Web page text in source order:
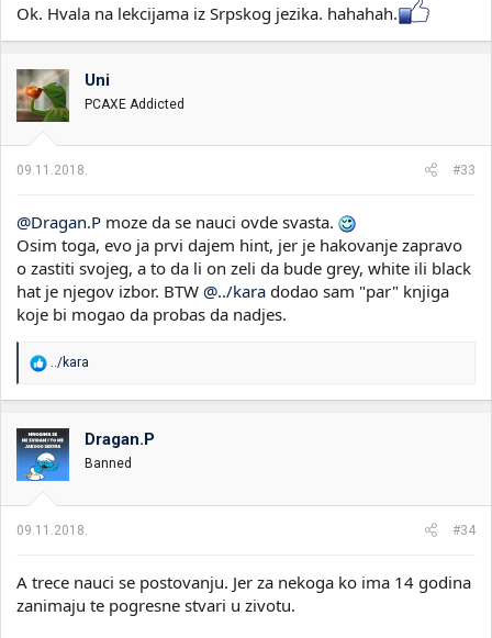
Ok. Hvala na lekcijama iz Srpskog jezika. hahahah.
Uni
PCAXE Addicted
09.11.2018. #33
@Dragan.P moze da se nauci ovde svasta.
Osim toga, evo ja prvi dajem hint, jer je hakovanje zapravo
o zastiti svojeg, a to da li on zeli da bude grey, white ili black
hat je njegov izbor. BTW @../kara dodao sam "par" knjiga
koje bi mogao da probas da nadjes.
a
o
v
a
n
:
../kara
Dragan.P
Banned
09.11.2018. #34
A trece nauci se postovanju. Jer za nekoga ko ima 14 godina
zanimaju te pogresne stvari u zivotu.